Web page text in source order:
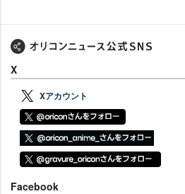
X
Xアカウント
Facebook